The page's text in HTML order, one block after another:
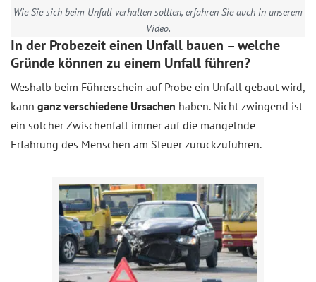
Wie Sie sich beim Unfall verhalten sollten, erfahren Sie auch in unserem
Video.
In der Probezeit einen Unfall bauen – welche
Gründe können zu einem Unfall führen?
Weshalb beim Führerschein auf Probe ein Unfall gebaut wird,
kann ganz verschiedene Ursachen haben. Nicht zwingend ist
ein solcher Zwischenfall immer auf die mangelnde
Erfahrung des Menschen am Steuer zurückzuführen.